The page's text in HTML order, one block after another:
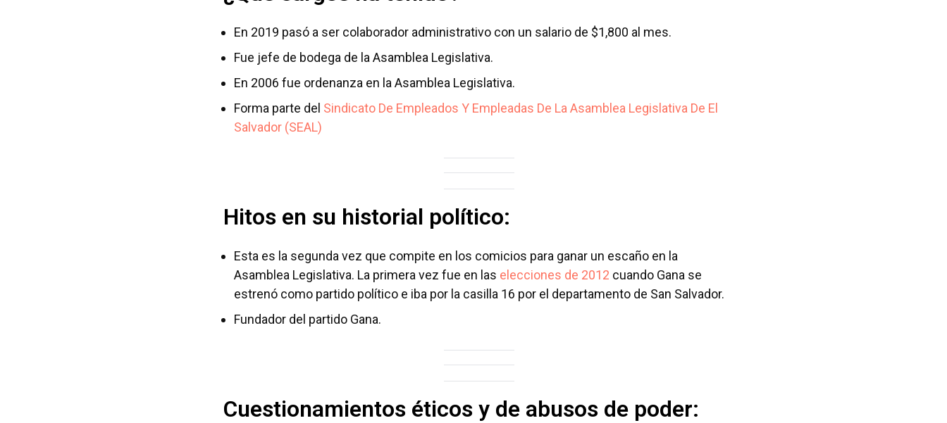
En 2019 pasó a ser colaborador administrativo con un salario de $1,800 al mes.
Fue jefe de bodega de la Asamblea Legislativa.
En 2006 fue ordenanza en la Asamblea Legislativa.
Forma parte del Sindicato De Empleados Y Empleadas De La Asamblea Legislativa De El
Salvador (SEAL)
Hitos en su historial político:
Esta es la segunda vez que compite en los comicios para ganar un escaño en la
Asamblea Legislativa. La primera vez fue en las elecciones de 2012 cuando Gana se
estrenó como partido político e iba por la casilla 16 por el departamento de San Salvador.
Fundador del partido Gana.
Cuestionamientos éticos y de abusos de poder: